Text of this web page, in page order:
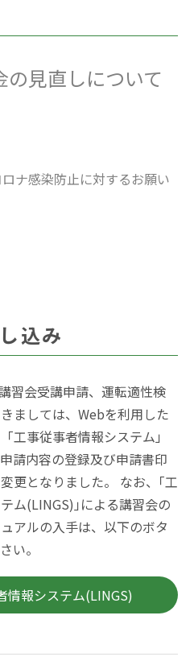
見直しについて
ナ感染防止に対するお願い
込み
習会受講申請、運転適性検
ましては、Webを利用した
工事従事者情報システム」
請内容の登録及び申請書印
更となりました。 なお、｢工
ム(LINGS)｣による講習会の
アルの入手は、以下のボタ
い。
情報システム(LINGS)